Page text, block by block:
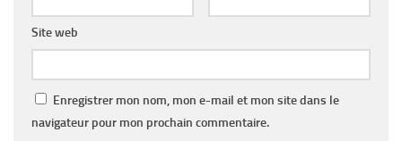
Site web
Enregistrer mon nom, mon e-mail et mon site dans le
navigateur pour mon prochain commentaire.